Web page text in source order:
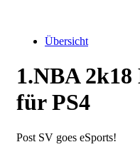
Übersicht
1.NBA
für PS4
Post SV goes eSports!